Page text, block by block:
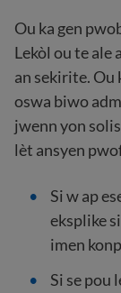
Ou ka gen
Lekòl ou te ale
an sekirite. Ou
oswa biwo
jwenn yon
lèt ansyen
Si w ap
eksplike
imen
Si se pou